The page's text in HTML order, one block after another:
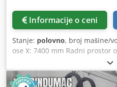
Informacije o ceni
Stanje: polovno, broj mašine/
ose X: 7400 mm Radni prostor
površina: sto za postavljanje
vretene: 15 kW Codpjzrux
osa: 5 osa Broj mesta za alatke: